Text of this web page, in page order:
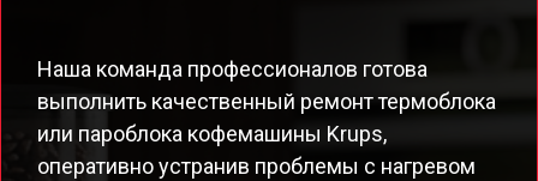
Наша команда профессионалов готова
выполнить качественный ремонт термоблока
или пароблока кофемашины Krups,
оперативно устранив проблемы с нагревом